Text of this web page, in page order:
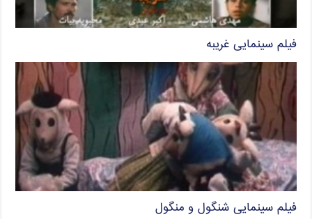
فیلم سینمایی غریبه
فیلم سینمایی شنگول و منگول